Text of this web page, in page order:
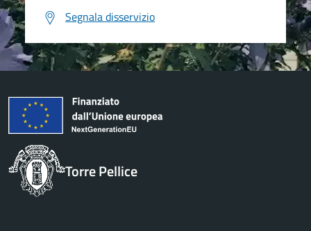
Segnala disservizio
Torre Pellice